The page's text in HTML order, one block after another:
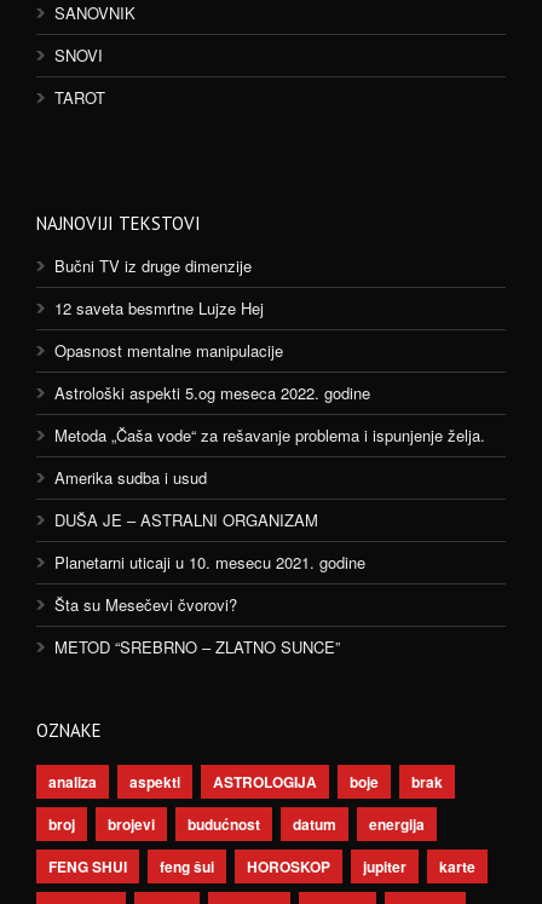
SANOVNIK
SNOVI
TAROT
NAJNOVIJI TEKSTOVI
Bučni TV iz druge dimenzije
12 saveta besmrtne Lujze Hej
Opasnost mentalne manipulacije
Astrološki aspekti 5.og meseca 2022. godine
Metoda „Čaša vode“ za rešavanje problema i ispunjenje želja.
Amerika sudba i usud
DUŠA JE – ASTRALNI ORGANIZAM
Planetarni uticaji u 10. mesecu 2021. godine
Šta su Mesečevi čvorovi?
METOD “SREBRNO – ZLATNO SUNCE”
OZNAKE
analiza aspekti ASTROLOGIJA boje
brak
broj
brojevi budućnost datum
energija
FENG SHUI
feng šui HOROSKOP jupiter
karte